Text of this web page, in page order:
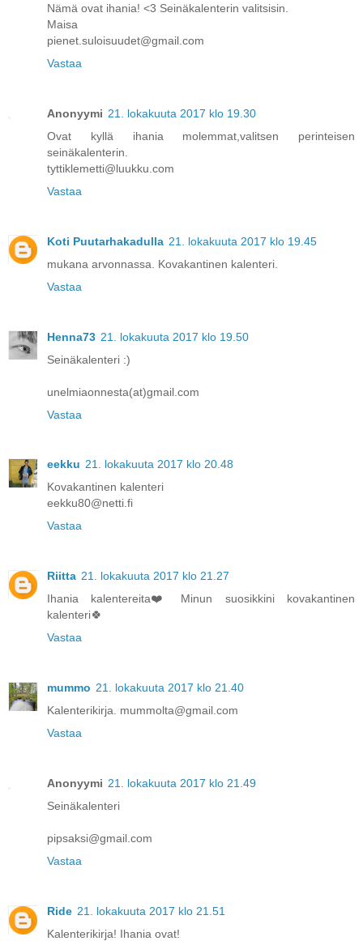
Nämä ovat ihania! <3 Seinäkalenterin valitsisin.
Maisa
pienet.suloisuudet@gmail.com
Vastaa
Anonyymi 21. lokakuuta 2017 klo 19.30
Ovat kyllä ihania molemmat,valitsen perinteisen
seinäkalenterin.
tyttiklemetti@luukku.com
Vastaa
Koti Puutarhakadulla 21. lokakuuta 2017 klo 19.45
mukana arvonnassa. Kovakantinen kalenteri.
Vastaa
Henna73 21. lokakuuta 2017 klo 19.50
Seinäkalenteri :)
unelmiaonnesta(at)gmail.com
Vastaa
eekku 21. lokakuuta 2017 klo 20.48
Kovakantinen kalenteri
eekku80@netti.fi
Vastaa
Riitta 21. lokakuuta 2017 klo 21.27
Ihania kalentereita❤️Minun suosikkini kovakantinen
kalenteri🍀
Vastaa
mummo 21. lokakuuta 2017 klo 21.40
Kalenterikirja. mummolta@gmail.com
Vastaa
Anonyymi 21. lokakuuta 2017 klo 21.49
Seinäkalenteri
pipsaksi@gmail.com
Vastaa
Ride 21. lokakuuta 2017 klo 21.51
Kalenterikirja! Ihania ovat!